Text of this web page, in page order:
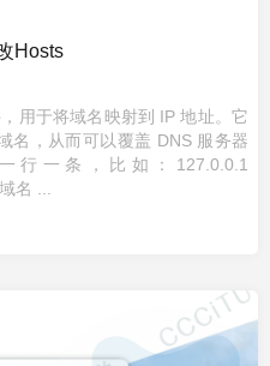
Hosts
用于将域名映射到 IP 地址。它
名，从而可以覆盖 DNS 服务器
一条，比如：127.0.0.1
名 ...